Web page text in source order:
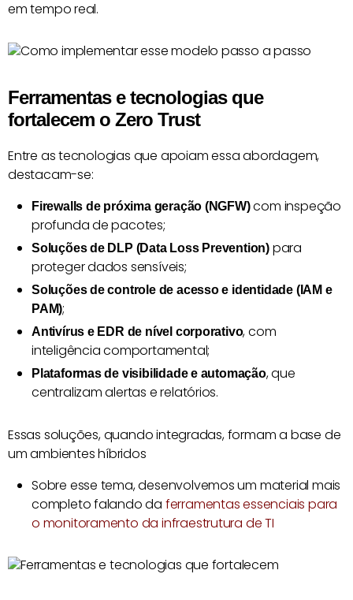
em tempo real.
Ferramentas e tecnologias que
fortalecem o Zero Trust
Entre as tecnologias que apoiam essa abordagem,
destacam-se:
Firewalls de próxima geração (NGFW)com inspeção
profunda de pacotes;
Soluções de DLP (Data Loss Prevention) para
proteger dados sensíveis;
Soluções de controle de acesso e identidade (IAM e
PAM);
Antivírus e EDR de nível corporativo, com
inteligência comportamental;
Plataformas de visibilidade e automação, que
centralizam alertas e relatórios.
Essas soluções, quando integradas, formam a base de
um ambientes híbridos
Sobre esse tema, desenvolvemos um material mais
completo falando da ferramentas essenciais para
o monitoramento da infraestrutura de TI